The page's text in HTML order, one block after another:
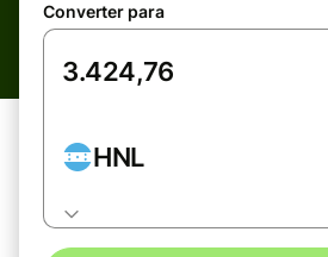
Converter para
HNL